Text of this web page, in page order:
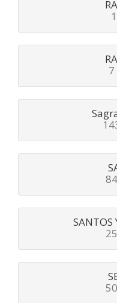
SANTOS